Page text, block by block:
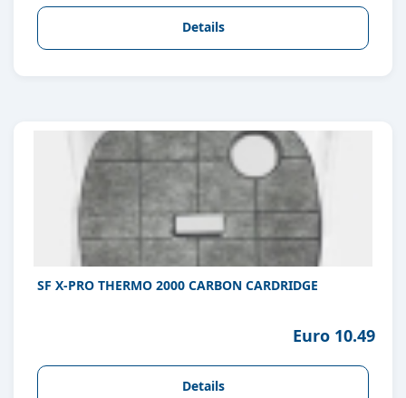
Details
SF X-PRO THERMO 2000 CARBON CARDRIDGE
Euro 10.49
Details